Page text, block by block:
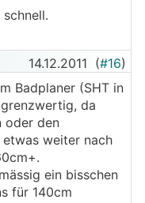
14.12.2011 (#16)
Badplaner (SHT in
da
oder den
etwas weiter nach
ein bisschen
für 140cm